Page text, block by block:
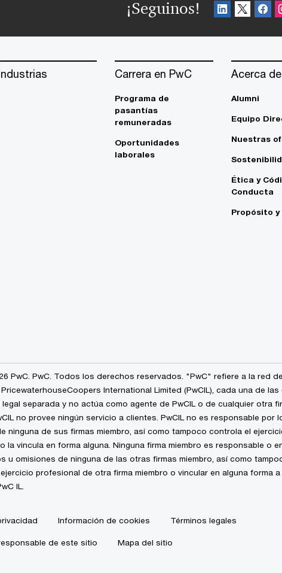
¡Seguinos!
Carrera en PwC
Programa de
pasantías
remuneradas
Oportunidades
laborales
Acerca
Alumni
Equipo
Nuestras
Ética y
Conducta
Propósito y
PwC. PwC. Todos los derechos reservados. "PwC" refiere a la red
International Limited (PwCIL), cada una de las
separada y no actúa como agente de PwCIL o de cualquier otra
no provee ningún servicio a clientes. PwCIL no es responsable por
ninguna de sus firmas miembro, así como tampoco controla el
la vincula en forma alguna. Ninguna firma miembro es responsable o
u omisiones de ninguna de las otras firmas miembro, así como
profesional de otra firma miembro o vincular en alguna forma
IL.
Información de cookies Términos legales
de este sitio Mapa del sitio